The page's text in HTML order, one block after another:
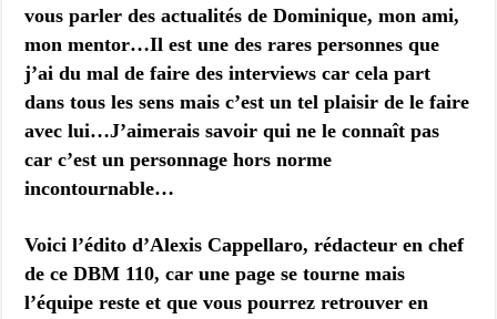
vous parler des actualités de Dominique, mon ami,
mon mentor…Il est une des rares personnes que
j’ai du mal de faire des interviews car cela part
dans tous les sens mais c’est un tel plaisir de le faire
avec lui…J’aimerais savoir qui ne le connaît pas
car c’est un personnage hors norme
incontournable…
Voici l’édito d’Alexis Cappellaro, rédacteur en chef
de ce DBM 110, car une page se tourne mais
l’équipe reste et que vous pourrez retrouver en